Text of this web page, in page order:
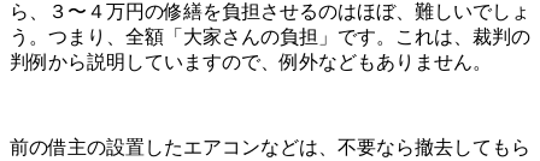
ら、３〜４万円の修繕を負担させるのはほぼ、難しいでしょ
う。つまり、全額「大家さんの負担」です。これは、裁判の
判例から説明していますので、例外などもありません。
前の借主の設置したエアコンなどは、不要なら撤去してもら